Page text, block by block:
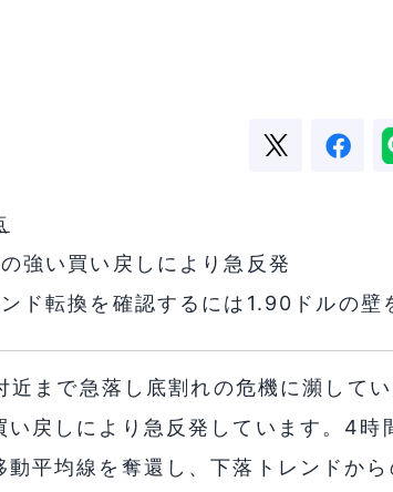
強い買い戻しにより急反発
ド転換を確認するには1.90ドルの壁
近まで急落し底割れの危機に瀕して
い戻しにより急反発しています。4時
動平均線を奪還し、下落トレンドか